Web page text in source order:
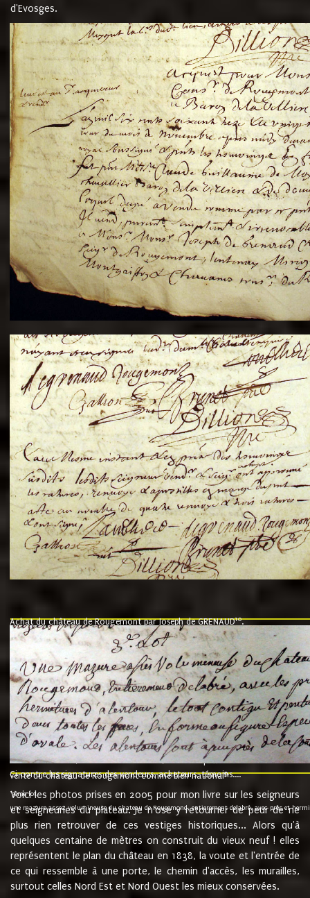
d'Evosges.
Achat du château de Rougemont par Joseph de GRENAUD10.
"l'an mil six cent soixante treze le ving neuvième jour du mois de
nommé fut présent Messire Claude Guillaume de Moyriat chevalier baron
vend, purement simplement et irrevocablement a monseigneur monsieur
et chavannes conseiller du roy au parlement de Bourgogne, present et
que le dit seigneur Baron de la Vellière a sur ses hommes, indivisables et
de la Velliere tout ainsi et comme le dit seigneur Baron et ses
présent......"
suivent les rentes, donation des terriers, etc... au prix de 880 livre louis
Ci contre les signatures des vendeurs, acheteurs, témoins....
vente du château de Rougemont comme bien national9.
"3ème lot
une mazure assez volumineuse du chateau de Rougemond, entierement delabré, avec près et
Voici les photos prises en 2005 pour mon livre sur les seigneurs
et seigneuries du plateau. Je n'ose y retourner de peur de ne
plus rien retrouver de ces vestiges historiques... Alors qu'à
quelques centaine de mètres on construit du vieux neuf ! elles
représentent le plan du château en 1838, la voute et l'entrée de
ce qui ressemble à une porte, le chemin d'accès, les murailles,
surtout celles Nord Est et Nord Ouest les mieux conservées.